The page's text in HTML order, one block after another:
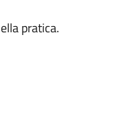
pratica.